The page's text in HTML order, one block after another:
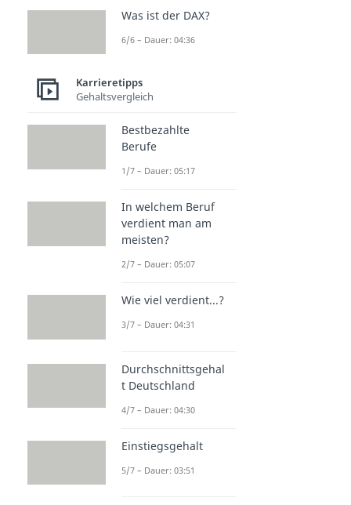
Was ist der DAX?
6/6 – Dauer: 04:36
Karrieretipps
Gehaltsvergleich
Bestbezahlte
Berufe
1/7 – Dauer: 05:17
In welchem Beruf
verdient man am
meisten?
2/7 – Dauer: 05:07
Wie viel verdient...?
3/7 – Dauer: 04:31
Durchschnittsgehal
t Deutschland
4/7 – Dauer: 04:30
Einstiegsgehalt
5/7 – Dauer: 03:51